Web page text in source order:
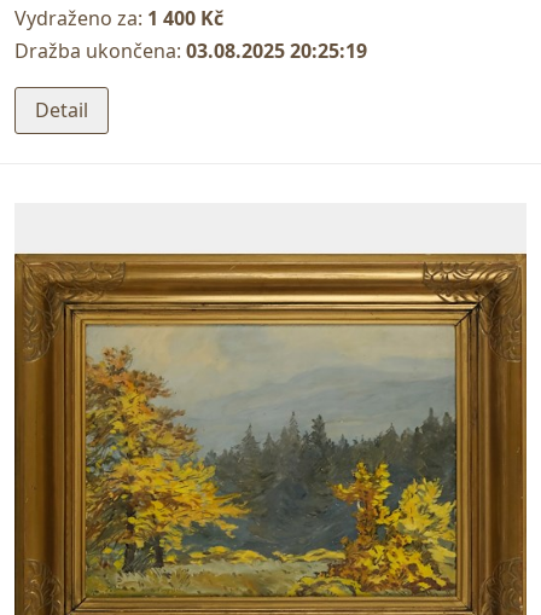
Vydraženo za: 1 400 Kč
Dražba ukončena: 03.08.2025 20:25:19
Detail